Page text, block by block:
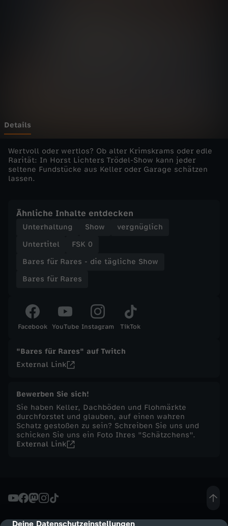
Deine Datenschutzeinstellungen
s
-
d
e
t
ä
g
l
i
c
h
e
S
o
w
Details
Wertvoll oder wertlos? Ob alter Krimskrams oder edle
Rarität: In Horst Lichters Trödel-Show kann jeder
seltene Fundstücke aus Keller oder Garage schätzen
lassen.
Ähnliche Inhalte entdecken
Unterhaltung Show
vergnüglich
Untertitel
FSK 0
Bares für Rares - die tägliche Show
Bares für Rares
Facebook YouTube Instagram TikTok
"Bares für Rares" auf Twitch
External Link
Bewerben Sie sich!
Sie haben Keller, Dachböden und Flohmärkte
durchforstet und glauben, auf einen wahren
Schatz gestoßen zu sein? Schreiben Sie uns und
schicken Sie uns ein Foto Ihres "Schätzchens".
External Link